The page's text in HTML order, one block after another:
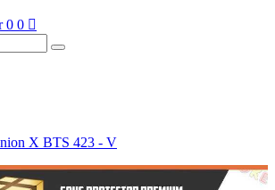
0 0 
X BTS 423 - V